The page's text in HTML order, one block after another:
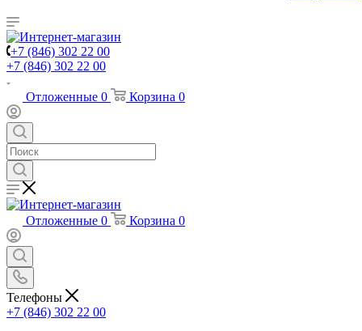
+7 (846) 302 22 00
+7 (846) 302 22 00
Отложенные 0 Корзина 0
Отложенные 0 Корзина 0
Телефоны
+7 (846) 302 22 00